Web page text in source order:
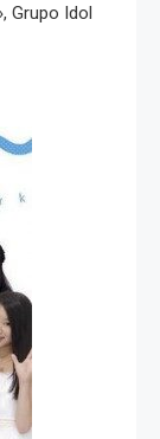
Grupo Idol